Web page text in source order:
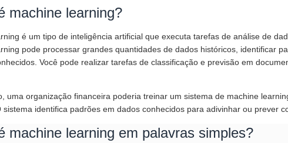
machine learning?
é um tipo de inteligência artificial que executa tarefas de análise de
pode processar grandes quantidades de dados históricos, identificar
Você pode realizar tarefas de classificação e previsão em
uma organização financeira poderia treinar um sistema de machine
sistema identifica padrões em dados conhecidos para adivinhar ou prever
machine learning em palavras simples?